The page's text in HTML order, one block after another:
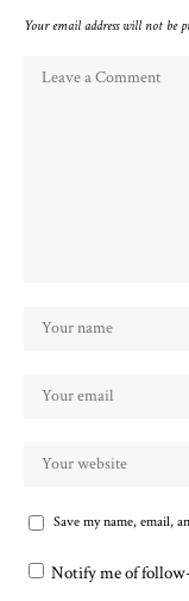
Your email address will not be
Save my name, email,
Notify me of